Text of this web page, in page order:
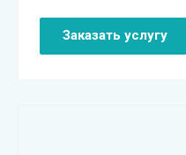
Заказать услугу